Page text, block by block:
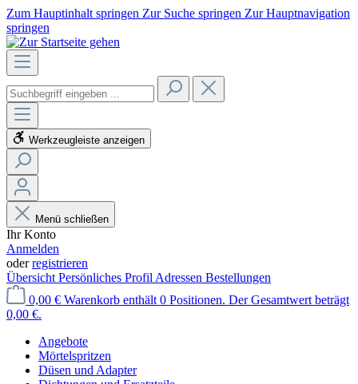
Zum Hauptinhalt springen Zur Suche springen Zur Hauptnavigation
springen
Werkzeugleiste anzeigen
Menü schließen
Ihr Konto
Anmelden
oderregistrieren
Übersicht Persönliches Profil Adressen Bestellungen
0,00 € Warenkorb enthält 0 Positionen. Der Gesamtwert beträgt
0,00 €.
Angebote
Mörtelspritzen
Düsen und Adapter